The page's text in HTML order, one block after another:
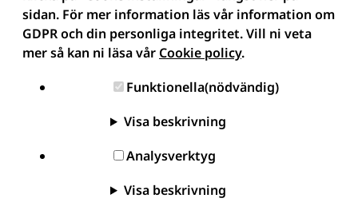
sidan. För mer information läs vår information om
GDPR och din personliga integritet.Vill ni veta
mer så kan ni läsa vår Cookie policy.
Funktionella(nödvändig)
Visa beskrivning
Analysverktyg
Visa beskrivning